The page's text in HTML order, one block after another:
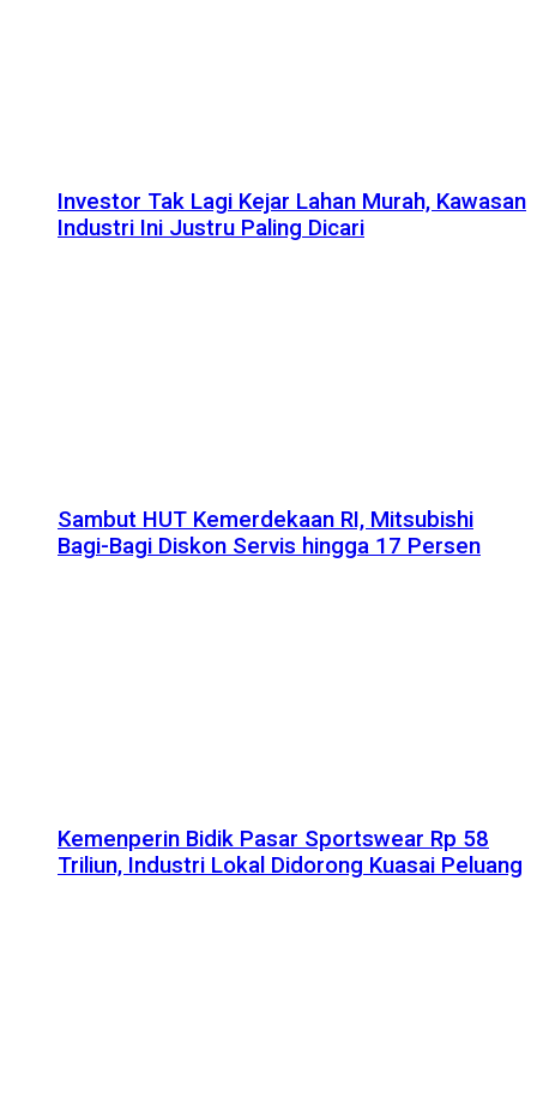
Investor Tak Lagi Kejar Lahan Murah, Kawasan
Industri Ini Justru Paling Dicari
Sambut HUT Kemerdekaan RI, Mitsubishi
Bagi-Bagi Diskon Servis hingga 17 Persen
Kemenperin Bidik Pasar Sportswear Rp 58
Triliun, Industri Lokal Didorong Kuasai Peluang